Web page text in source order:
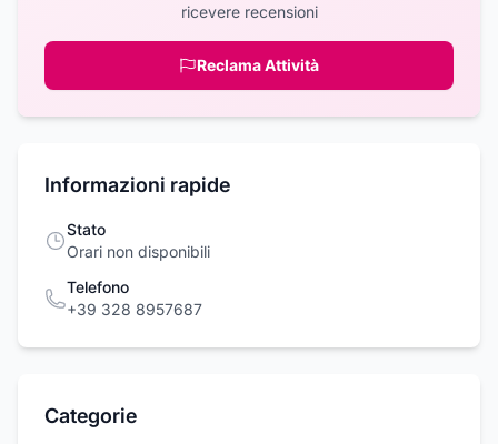
ricevere recensioni
Reclama Attività
Informazioni rapide
Stato
Orari non disponibili
Telefono
+39 328 8957687
Categorie